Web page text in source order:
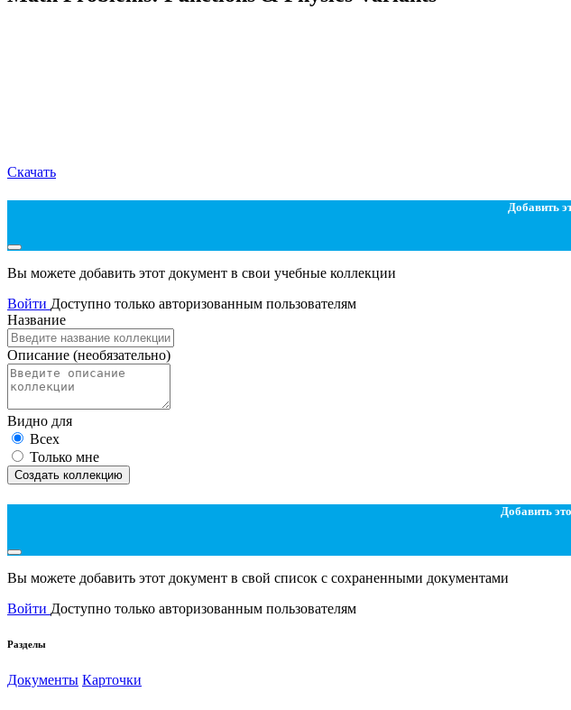
Скачать
Добавить
Вы можете добавить этот документ в свои учебные коллекции
Войти Доступно только авторизованным пользователям
Название
Описание (необязательно)
Видно для
Всех
Только мне
Создать коллекцию
Добавить
Вы можете добавить этот документ в свой список с сохраненными документами
Войти Доступно только авторизованным пользователям
Разделы
Документы Карточки